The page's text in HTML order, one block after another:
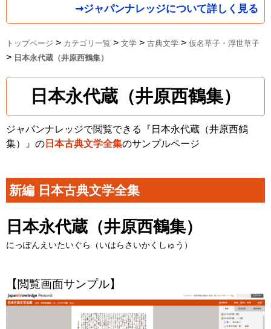
➞ジャパンナレッジについて詳しく見る
トップページ > カテゴリ一覧 > 文学 > 古典文学 > 仮名草子・浮世草子
> 日本永代蔵（井原西鶴集）
日本永代蔵（井原西鶴集）
ジャパンナレッジで閲覧できる『日本永代蔵（井原西鶴
集）』の 日本古典文学全集のサンプルページ
新編 日本古典文学全集
日本永代蔵（井原西鶴集）
にっぽんえいたいぐら（いはらさいかくしゅう）
【閲覧画面サンプル】